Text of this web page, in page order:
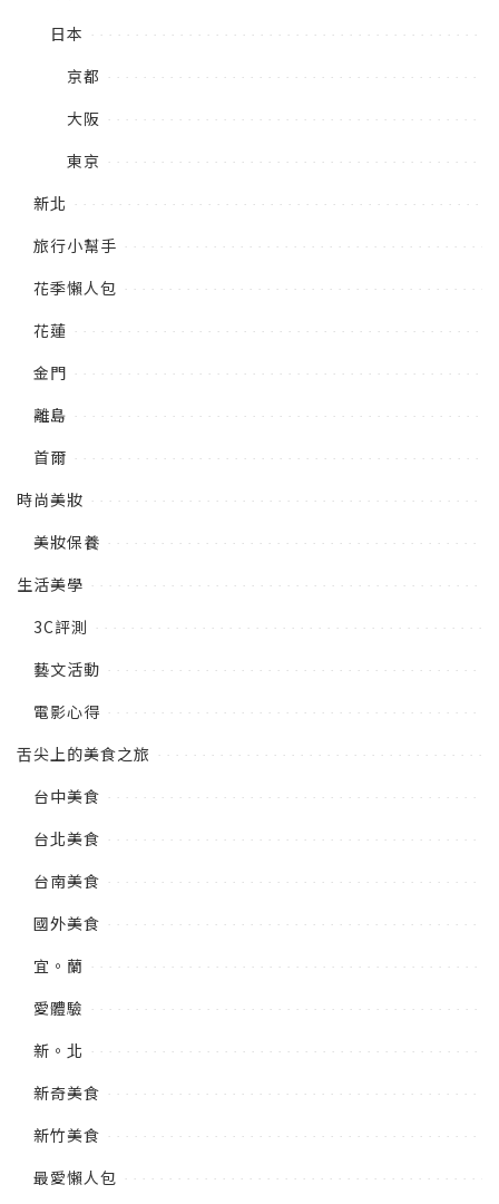
日本
京都
大阪
東京
新北
旅行小幫手
花季懶人包
花蓮
金門
離島
首爾
時尚美妝
美妝保養
生活美學
3C評測
藝文活動
電影心得
舌尖上的美食之旅
台中美食
台北美食
台南美食
國外美食
宜。蘭
愛體驗
新。北
新奇美食
新竹美食
最愛懶人包